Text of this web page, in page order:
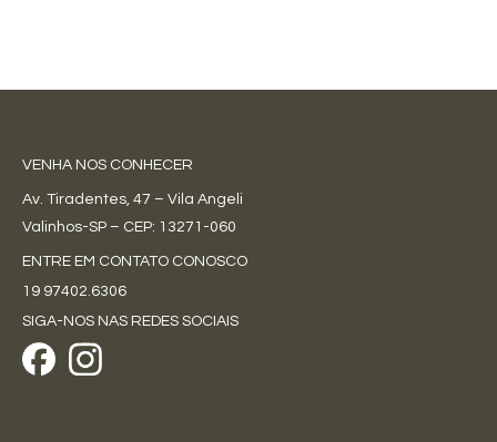
VENHA NOS CONHECER
Av. Tiradentes, 47 – Vila Angeli
Valinhos-SP – CEP: 13271-060
ENTRE EM CONTATO CONOSCO
19 97402.6306
SIGA-NOS NAS REDES SOCIAIS